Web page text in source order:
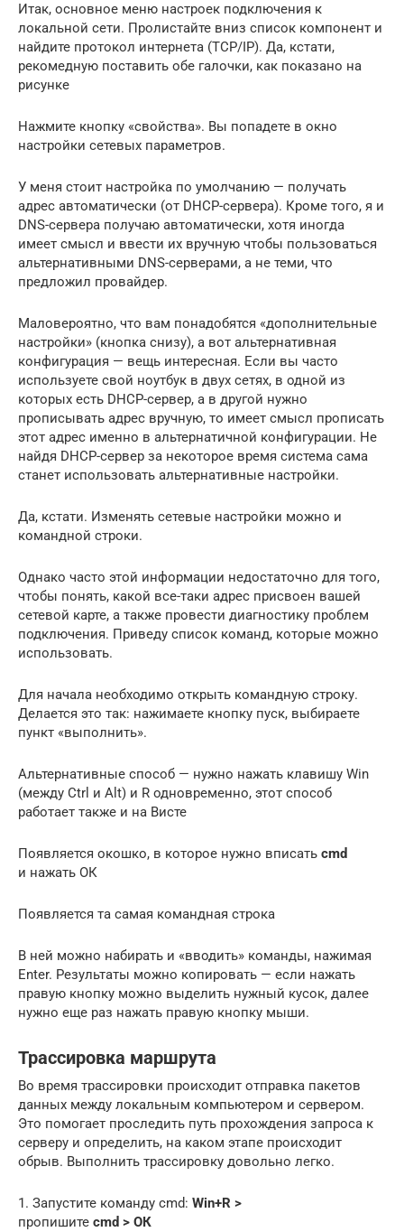
Итак, основное меню настроек подключения к
локальной сети. Пролистайте вниз список компонент и
найдите протокол интернета (TCP/IP). Да, кстати,
рекомедную поставить обе галочки, как показано на
рисунке
Нажмите кнопку «свойства». Вы попадете в окно
настройки сетевых параметров.
У меня стоит настройка по умолчанию — получать
адрес автоматически (от DHCP-сервера). Кроме того, я и
DNS-сервера получаю автоматически, хотя иногда
имеет смысл и ввести их вручную чтобы пользоваться
альтернативными DNS-серверами, а не теми, что
предложил провайдер.
Маловероятно, что вам понадобятся «дополнительные
настройки» (кнопка снизу), а вот альтернативная
конфигурация — вещь интересная. Если вы часто
используете свой ноутбук в двух сетях, в одной из
которых есть DHCP-сервер, а в другой нужно
прописывать адрес вручную, то имеет смысл прописать
этот адрес именно в альтернатичной конфигурации. Не
найдя DHCP-сервер за некоторое время система сама
станет использовать альтернативные настройки.
Да, кстати. Изменять сетевые настройки можно и
командной строки.
Однако часто этой информации недостаточно для того,
чтобы понять, какой все-таки адрес присвоен вашей
сетевой карте, а также провести диагностику проблем
подключения. Приведу список команд, которые можно
использовать.
Для начала необходимо открыть командную строку.
Делается это так: нажимаете кнопку пуск, выбираете
пункт «выполнить».
Альтернативные способ — нужно нажать клавишу Win
(между Ctrl и Alt) и R одновременно, этот способ
работает также и на Висте
Появляется окошко, в которое нужно вписать cmd
и нажать ОК
Появляется та самая командная строка
В ней можно набирать и «вводить» команды, нажимая
Enter. Результаты можно копировать — если нажать
правую кнопку можно выделить нужный кусок, далее
нужно еще раз нажать правую кнопку мыши.
Трассировка маршрута
Во время трассировки происходит отправка пакетов
данных между локальным компьютером и сервером.
Это помогает проследить путь прохождения запроса к
серверу и определить, на каком этапе происходит
обрыв. Выполнить трассировку довольно легко.
1. Запустите команду cmd: Win+R >
пропишите cmd > ОК